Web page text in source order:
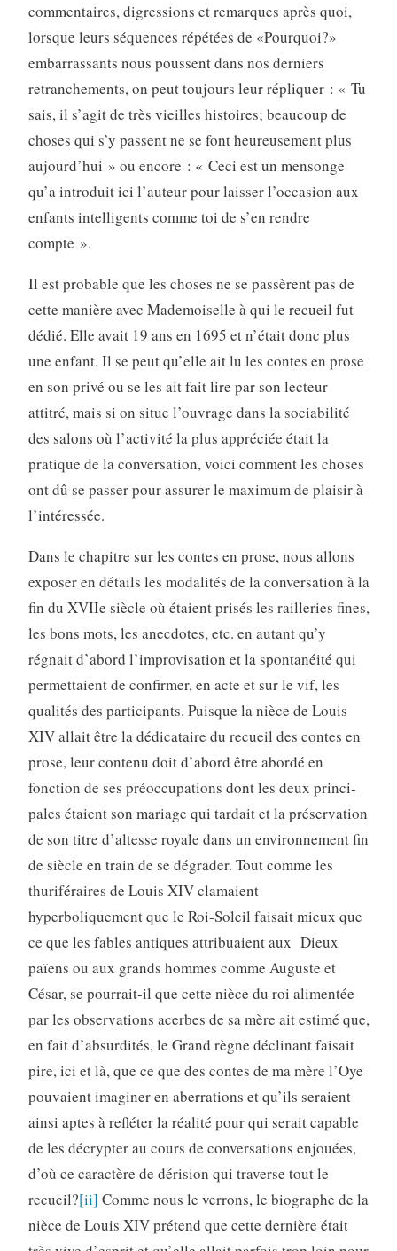
commentaires, digressions et remarques après quoi,
lorsque leurs séquences répétées de «Pourquoi?»
embarrassants nous poussent dans nos derniers
retranchements, on peut toujours leur répliquer : « Tu
sais, il s’agit de très vieilles histoires; beaucoup de
choses qui s’y passent ne se font heureusement plus
aujour­d’hui » ou encore : « Ceci est un mensonge
qu’a introduit ici l’auteur pour laisser l’occasion aux
enfants intelligents comme toi de s’en rendre
compte ».
Il est probable que les choses ne se passèrent pas de
cette manière avec Mademoiselle à qui le recueil fut
dédié. Elle avait 19 ans en 1695 et n’était donc plus
une enfant. Il se peut qu’elle ait lu les contes en prose
en son privé ou se les ait fait lire par son lecteur
attitré, mais si on situe l’ouvrage dans la sociabilité
des salons où l’activité la plus appréciée était la
pratique de la conversation, voici comment les choses
ont dû se passer pour assurer le maximum de plaisir à
l’intéressée.
Dans le chapitre sur les contes en prose, nous allons
exposer en détails les modalités de la conversation à la
fin du XVIIe siècle où étaient prisés les railleries fines,
les bons mots, les anecdotes, etc. en autant qu’y
régnait d’abord l’improvisation et la spontanéité qui
permettaient de confirmer, en acte et sur le vif, les
qualités des participants. Puisque la nièce de Louis
XIV allait être la dédicataire du recueil des contes en
prose, leur contenu doit d’abord être abordé en
fonction de ses préoccupations dont les deux princi­
pales étaient son mariage qui tardait et la préservation
de son titre d’altesse royale dans un environnement fin
de siècle en train de se dégrader. Tout comme les
thuriféraires de Louis XIV clamaient
hyperboliquement que le Roi-Soleil faisait mieux que
ce que les fables antiques attribuaient aux Dieux
païens ou aux grands hommes comme Auguste et
César, se pourrait-il que cette nièce du roi alimentée
par les observations acerbes de sa mère ait estimé que,
en fait d’absurdités, le Grand règne déclinant faisait
pire, ici et là, que ce que des contes de ma mère l’Oye
pouvaient imaginer en aberrations et qu’ils seraient
ainsi aptes à refléter la réalité pour qui serait capable
de les décrypter au cours de conversations enjouées,
d’où ce caractère de dérision qui traverse tout le
recueil?[ii] Comme nous le verrons, le biographe de la
nièce de Louis XIV prétend que cette dernière était